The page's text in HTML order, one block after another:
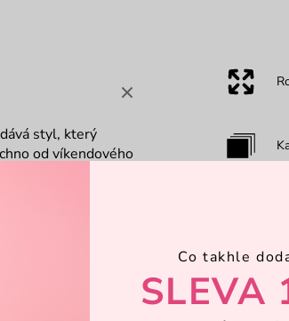
styl, který
od víkendového
důležité pěkně po
Co takhle
SLEVA